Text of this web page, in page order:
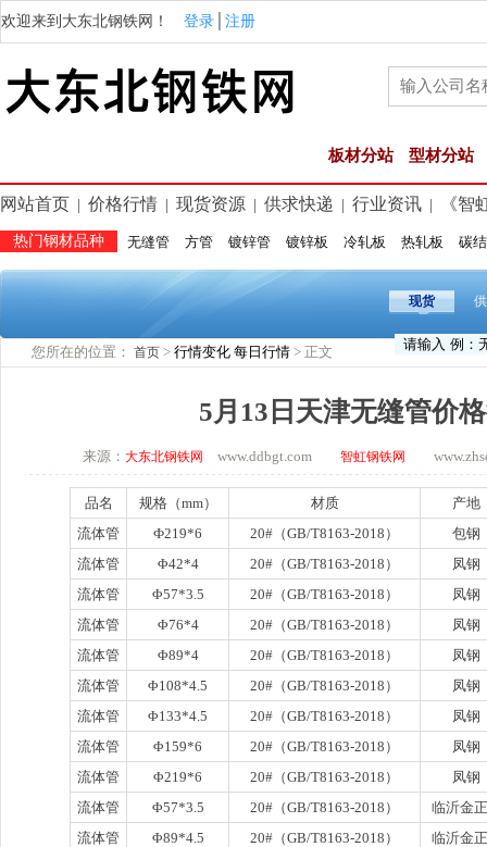
欢迎来到大东北钢铁网！ 登录 注册
板材分站 型材分站
网站首页 价格行情 现货资源 供求快递 行业资讯 《智
热门钢材品种 无缝管 方管 镀锌管 镀锌板 冷轧板 热轧板 碳
现货
您所在的位置： 首页 > 行情变化 每日行情 > 正文
5月13日天津无缝管价
来源： 大东北钢铁网 www.ddbgt.com 智虹钢铁网
品名 规格（mm） 材质
产地
流体管
Ф219*6 20#（GB/T8163-2018）
包钢
流体管
Φ42*4 20#（GB/T8163-2018）
凤钢
流体管
Φ57*3.5 20#（GB/T8163-2018）
凤钢
流体管
Φ76*4 20#（GB/T8163-2018）
凤钢
流体管
Φ89*4 20#（GB/T8163-2018）
凤钢
流体管
Φ108*4.5 20#（GB/T8163-2018）
凤钢
流体管
Φ133*4.5 20#（GB/T8163-2018）
凤钢
流体管
Φ159*6 20#（GB/T8163-2018）
凤钢
流体管
Φ219*6 20#（GB/T8163-2018）
凤钢
流体管
Φ57*3.5 20#（GB/T8163-2018）
临沂金
流体管
Φ89*4.5 20#（GB/T8163-2018）
临沂金